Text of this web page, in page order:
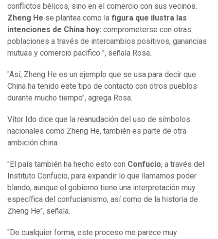
conflictos bélicos, sino en el comercio con sus vecinos.
Zheng He se plantea como la figura que ilustra las
intenciones de China hoy: comprometerse con otras
poblaciones a través de intercambios positivos, ganancias
mutuas y comercio pacífico ", señala Rosa.
"Así, Zheng He es un ejemplo que se usa para decir que
China ha tenido este tipo de contacto con otros pueblos
durante mucho tiempo", agrega Rosa.
Vitor Ido dice que la reanudación del uso de símbolos
nacionales como Zheng He, también es parte de otra
ambición china.
"El país también ha hecho esto con Confucio, a través del
Instituto Confucio, para expandir lo que llamamos poder
blando, aunque el gobierno tiene una interpretación muy
específica del confucianismo, así como de la historia de
Zheng He", señala.
"De cualquier forma, este proceso me parece muy